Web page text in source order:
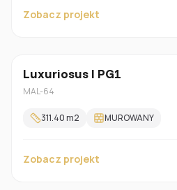
Zobacz projekt
Z poddaszem
Luxuriosus I PG1
MAL-64
311.40m2 MUROWANY
Zobacz projekt